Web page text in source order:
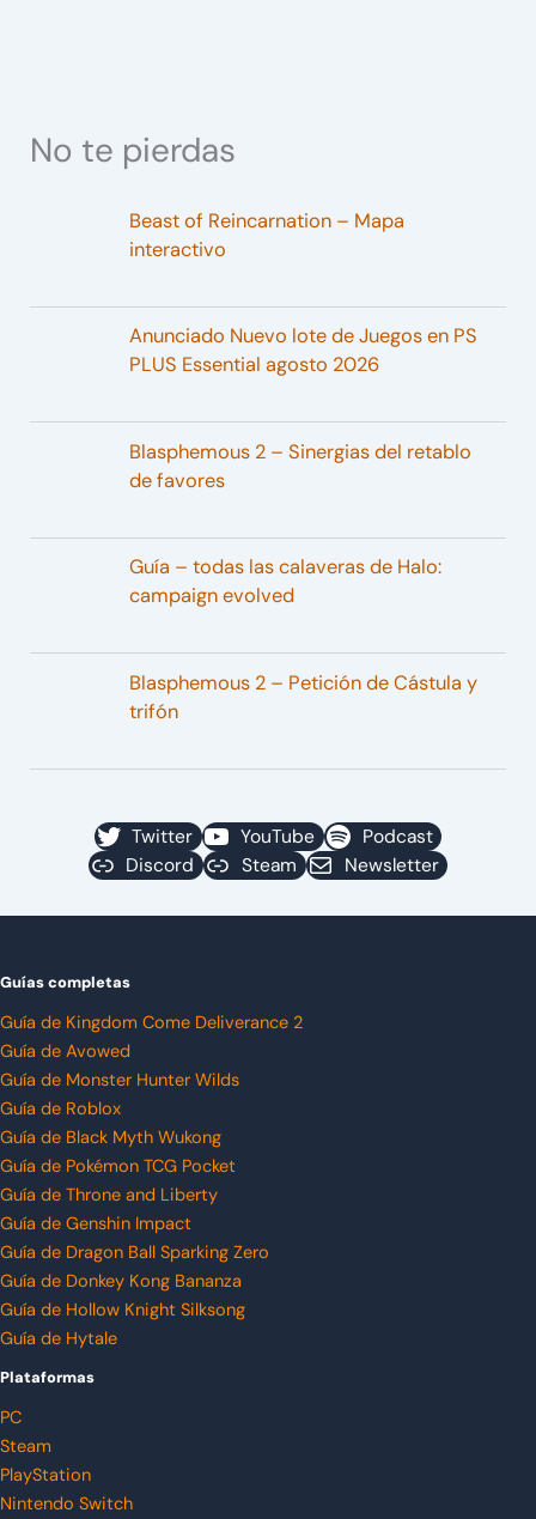
No te pierdas
Beast of Reincarnation – Mapa
interactivo
Anunciado Nuevo lote de Juegos en PS
PLUS Essential agosto 2026
Blasphemous 2 – Sinergias del retablo
de favores
Guía – todas las calaveras de Halo:
campaign evolved
Blasphemous 2 – Petición de Cástula y
trifón
Twitter YouTube
Podcast
Discord
Steam Newsletter
Guías completas
Guía de Kingdom Come Deliverance 2
Guía de Avowed
Guía de Monster Hunter Wilds
Guía de Roblox
Guía de Black Myth Wukong
Guía de Pokémon TCG Pocket
Guía de Throne and Liberty
Guía de Genshin Impact
Guía de Dragon Ball Sparking Zero
Guía de Donkey Kong Bananza
Guía de Hollow Knight Silksong
Guía de Hytale
Plataformas
PC
Steam
PlayStation
Nintendo Switch